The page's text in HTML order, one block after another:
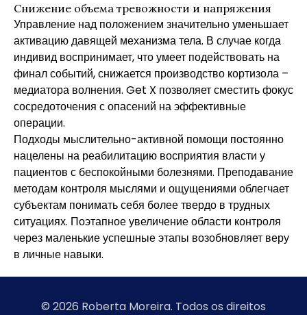
Снижение объема тревожности и напряжения
Управление над положением значительно уменьшает
активацию давящей механизма тела. В случае когда
индивид воспринимает, что умеет подействовать на
финал событий, снижается производство кортизола –
медиатора волнения. Get X позволяет сместить фокус
сосредоточения с опасений на эффективные
операции.
Подходы мыслительно-активной помощи постоянно
нацелены на реабилитацию восприятия власти у
пациентов с беспокойными болезнями. Преподавание
методам контроля мыслями и ощущениями облегчает
субъектам понимать себя более твердо в трудных
ситуациях. Поэтапное увеличение области контроля
через маленькие успешные этапы возобновляет веру
в личные навыки.
© 2026 Roberta Moreira. Todos os direitos